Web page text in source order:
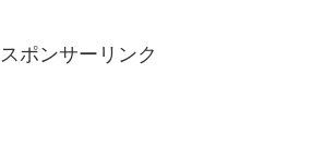
スポンサーリンク